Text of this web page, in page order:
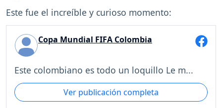
Este fue el increíble y curioso momento:
Copa Mundial FIFA Colombia
Este colombiano es todo un loquillo Le m...
Ver publicación completa